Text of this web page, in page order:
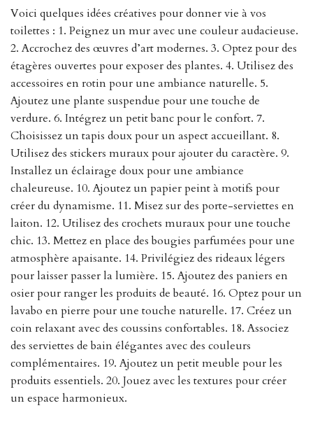
Voici quelques idées créatives pour donner vie à vos
toilettes : 1. Peignez un mur avec une couleur audacieuse.
2. Accrochez des œuvres d’art modernes. 3. Optez pour des
étagères ouvertes pour exposer des plantes. 4. Utilisez des
accessoires en rotin pour une ambiance naturelle. 5.
Ajoutez une plante suspendue pour une touche de
verdure. 6. Intégrez un petit banc pour le confort. 7.
Choisissez un tapis doux pour un aspect accueillant. 8.
Utilisez des stickers muraux pour ajouter du caractère. 9.
Installez un éclairage doux pour une ambiance
chaleureuse. 10. Ajoutez un papier peint à motifs pour
créer du dynamisme. 11. Misez sur des porte-serviettes en
laiton. 12. Utilisez des crochets muraux pour une touche
chic. 13. Mettez en place des bougies parfumées pour une
atmosphère apaisante. 14. Privilégiez des rideaux légers
pour laisser passer la lumière. 15. Ajoutez des paniers en
osier pour ranger les produits de beauté. 16. Optez pour un
lavabo en pierre pour une touche naturelle. 17. Créez un
coin relaxant avec des coussins confortables. 18. Associez
des serviettes de bain élégantes avec des couleurs
complémentaires. 19. Ajoutez un petit meuble pour les
produits essentiels. 20. Jouez avec les textures pour créer
un espace harmonieux.